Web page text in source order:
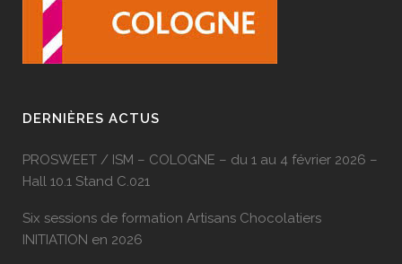
DERNIÈRES ACTUS
PROSWEET / ISM – COLOGNE – du 1 au 4 février 2026 –
Hall 10.1 Stand C.021
Six sessions de formation Artisans Chocolatiers
INITIATION en 2026